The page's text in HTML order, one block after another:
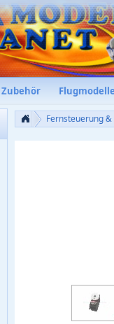
Zubehör
Fernsteuerung